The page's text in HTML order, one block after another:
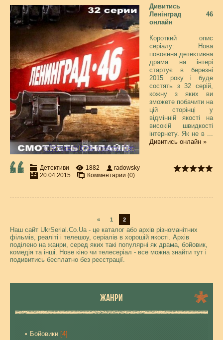
Дивитись
Ленінград 46
онлайн
Короткий опис
серіалу: Нова
повоєнна детективна
драма на інтері
стартує в березні
2015 року і буде
состять з 32 серій,
кожну з яких ви
зможете побачити на
цій сторінці у
відмінній якості на
високій швидкості
інтернету. Як не в ...
Дивитись онлайн »
Детективи 1882
radowsky
20.04.2015
Комментарии (0)
« 1 2
Наш сайт UkrSerial.Co.Ua - це каталог або архів різноманітних
фільмів, реаліті і телешоу, серіалів в хорошій якості. Архів
поділено на жанри, серед яких такі популярні як драма, бойовик,
комедія та інші. Нове кіно чи телесеріал - все можна знайти тут і
подивитись бесплатно без реєстрації.
ЖАНРИ
Бойовики [4]